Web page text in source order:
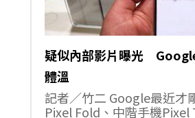
疑似內部影片曝光
體溫
記者／竹二 Google最近才
Pixel Fold、中階手機Pixel